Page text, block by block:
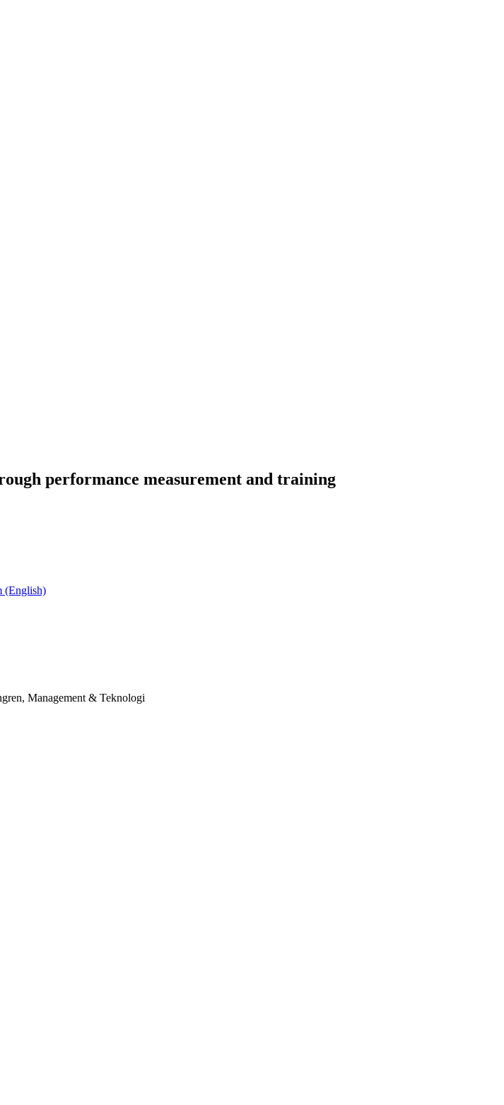
performance measurement and training
(English)
Management & Teknologi